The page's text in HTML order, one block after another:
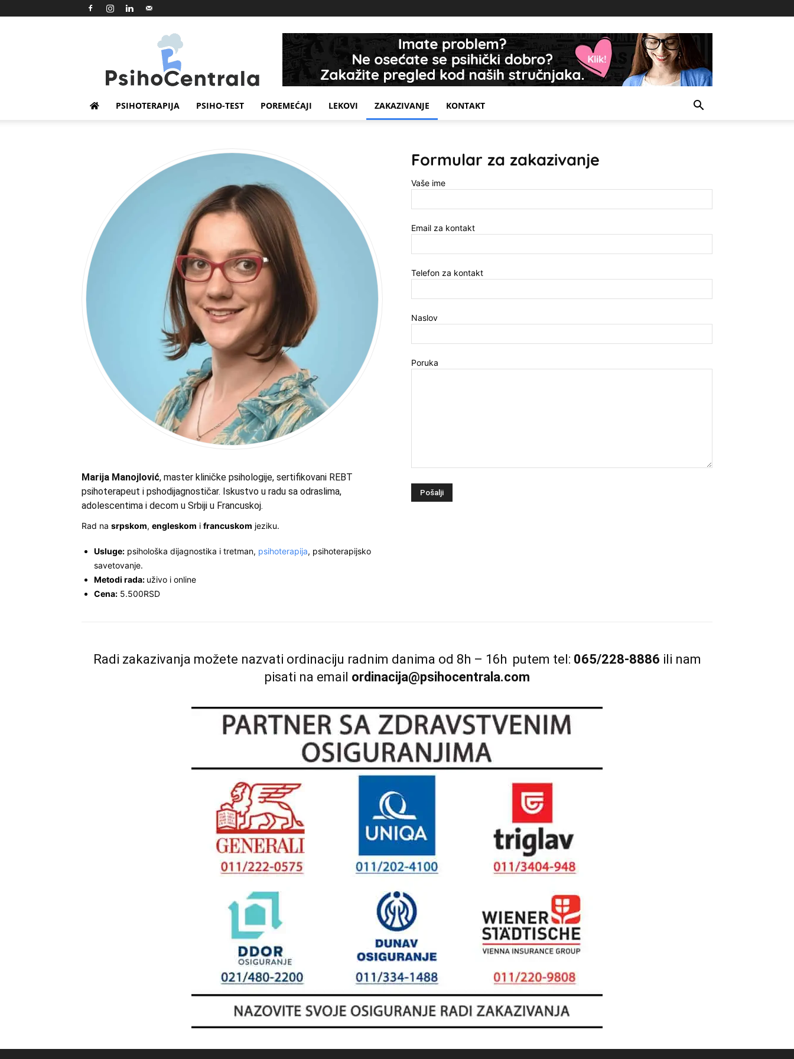
PSIHOTERAPIJA PSIHO-TEST POREMEĆAJI LEKOVI ZAKAZIVANJE KONTAKT
Marija Manojlović, master kliničke psihologije, sertifikovani REBT
psihoterapeut i pshodijagnostičar. Iskustvo u radu sa odraslima,
adolescentima i decom u Srbiji u Francuskoj.
Rad na srpskom, engleskom i francuskom jeziku.
Usluge: psihološka dijagnostika i tretman, psihoterapija, psihoterapijsko
savetovanje.
Metodi rada: uživo i online
Cena: 5.500RSD
Formular za zakazivanje
Vaše ime
Email za kontakt
Telefon za kontakt
Naslov
Poruka
Radi zakazivanja možete nazvati ordinaciju radnim danima od 8h – 16h putem tel: 065/228-8886 ili nam
pisati na email ordinacija@psihocentrala.com